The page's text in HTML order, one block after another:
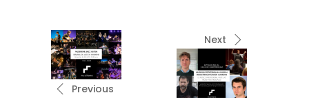
Previous
Next